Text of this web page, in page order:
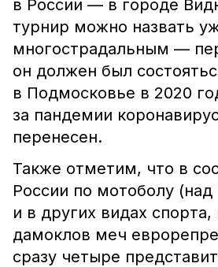
в России — в городе
турнир можно назвать
многострадальным —
он должен был
в Подмосковье в 2020
за пандемии
перенесен.
Также отметим, что в
России по мотоболу (над
и в других видах спорта,
дамоклов меч
сразу четыре